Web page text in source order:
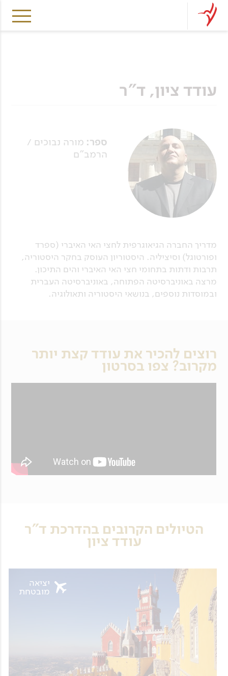
עודד ציון, ד"ר
ספר: מורה נבוכים /
הרמב"ם
מדריך החברה הגיאוגרפית לחצי האי האיברי (ספרד
ופורטוגל) וסיציליה. היסטוריון העוסק בחקר היסטוריה,
תרבות ודתות בתחומי חצי האי האיברי והים התיכון.
מרצה באוניברסיטה הפתוחה, באוניברסיטה העברית
ובמוסדות נוספים, בנושאי היסטוריה ותאולוגיה.
רוצים להכיר את עודד קצת יותר
מקרוב? צפו בסרטון
הטיולים הקרובים בהדרכת ד"ר
עודד ציון
יציאה
מובטחת